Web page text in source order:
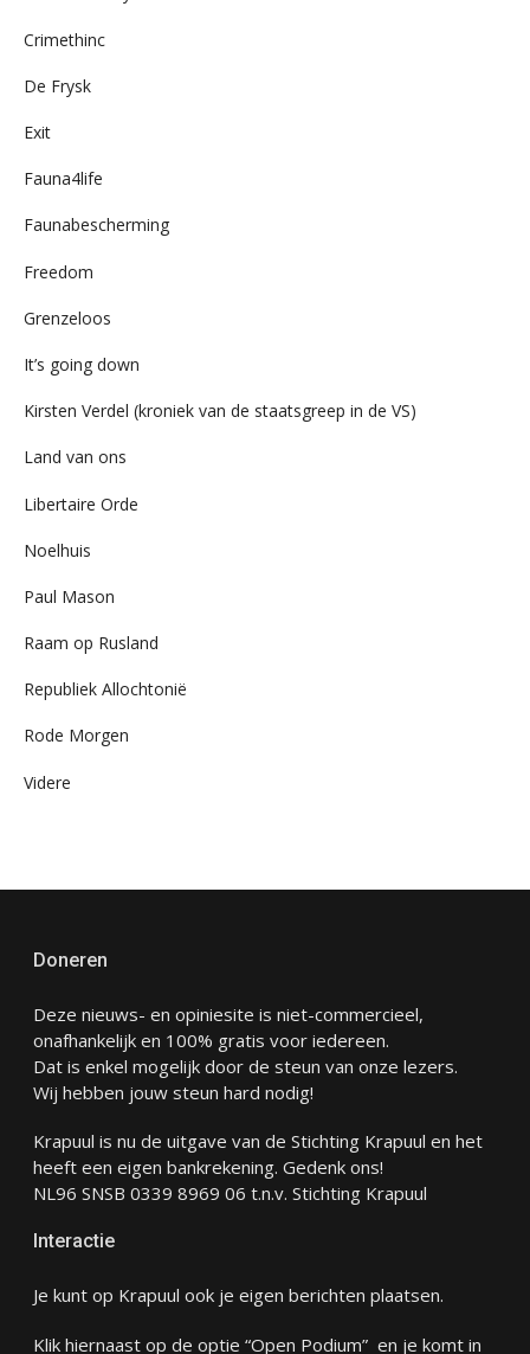
Crimethinc
De Frysk
Exit
Fauna4life
Faunabescherming
Freedom
Grenzeloos
It’s going down
Kirsten Verdel (kroniek van de staatsgreep in de VS)
Land van ons
Libertaire Orde
Noelhuis
Paul Mason
Raam op Rusland
Republiek Allochtonië
Rode Morgen
Videre
Doneren
Deze nieuws- en opiniesite is niet-commercieel,
onafhankelijk en 100% gratis voor iedereen.
Dat is enkel mogelijk door de steun van onze lezers.
Wij hebben jouw steun hard nodig!
Krapuul is nu de uitgave van de Stichting Krapuul en het
heeft een eigen bankrekening. Gedenk ons!
NL96 SNSB 0339 8969 06 t.n.v. Stichting Krapuul
Interactie
Je kunt op Krapuul ook je eigen berichten plaatsen.
Klik hiernaast op de optie “Open Podium” en je komt in